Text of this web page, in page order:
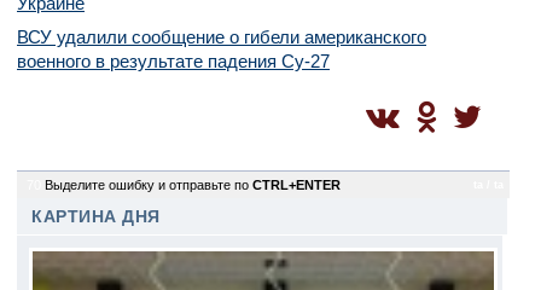
ВСУ удалили сообщение о гибели американского
военного в результате падения Су-27
Выделите ошибку и отправьте по CTRL+ENTER
КАРТИНА ДНЯ